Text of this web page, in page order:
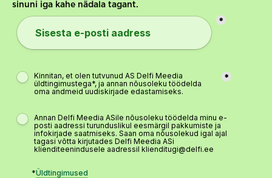
sinuni iga kahe nädala tagant.